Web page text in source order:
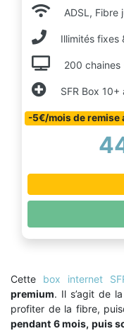
ADSL, Fibre
Illimités fixes
200 chaines
SFR Box
-5€/mois de remise
Cette box internet
premium. Il s’agit de
profiter de la fibre,
pendant 6 mois, puis